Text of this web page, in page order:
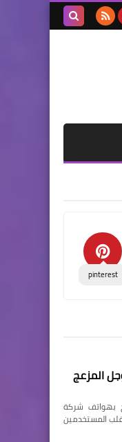
pinterest
المزعج
بهواتف شركة
المستخدمين